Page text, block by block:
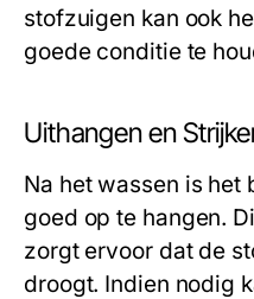
stofzuigen kan ook
goede conditie te
Uithangen en
Na het wassen is het
goed op te hangen.
zorgt ervoor dat de
droogt. Indien nodig